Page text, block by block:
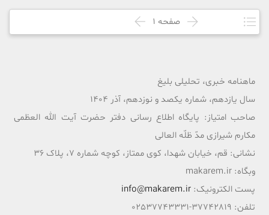
صفحه 1
ماهنامه خبری، تحلیلی بلیغ
سال یازدهم، شماره یکصد و نوزدهم، آذر 1404
صاحب امتیاز: پایگاه اطلاع رسانی دفتر حضرت آیت الله العظمی
مکارم شیرازی مدّ ظلّه العالی
نشانی: قم، خیابان شهدا، کوی ممتاز، کوچه شماره 7، پلاک 36
وبگاه: makarem.ir
پست الکترونیک: info@makarem.ir
تلفن: 37742819-02537743331